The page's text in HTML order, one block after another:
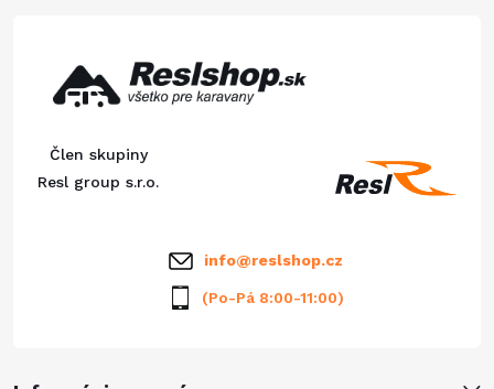
Člen skupiny
Resl group s.r.o.
info@reslshop.cz
(Po-Pá 8:00-11:00)